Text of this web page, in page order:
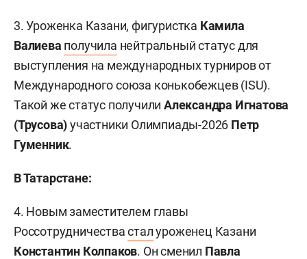
3. Уроженка Казани, фигуристка Камила
Валиева получила нейтральный статус для
выступления на международных турниров от
Международного союза конькобежцев (ISU).
Такой же статус получилиАлександра Игнатова
(Трусова)участники Олимпиады-2026 Петр
Гуменник.
В Татарстане:
4. Новым заместителем главы
Россотрудничествасталуроженец Казани
Константин Колпаков. Он сменил Павла